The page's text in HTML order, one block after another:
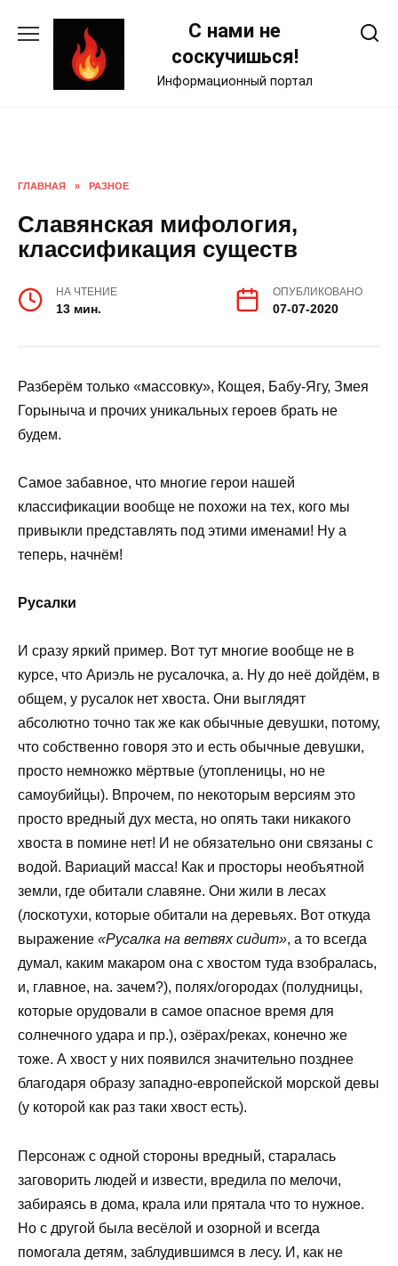
С нами не
соскучишься!
Информационный портал
ГЛАВНАЯ » РАЗНОЕ
Славянская мифология,
классификация существ
НА ЧТЕНИЕ
13 мин.
ОПУБЛИКОВАНО
07-07-2020
Разберём только «массовку», Кощея, Бабу-Ягу, Змея
Горыныча и прочих уникальных героев брать не
будем.
Самое забавное, что многие герои нашей
классификации вообще не похожи на тех, кого мы
привыкли представлять под этими именами! Ну а
теперь, начнём!
Русалки
И сразу яркий пример. Вот тут многие вообще не в
курсе, что Ариэль не русалочка, а. Ну до неё дойдём, в
общем, у русалок нет хвоста. Они выглядят
абсолютно точно так же как обычные девушки, потому,
что собственно говоря это и есть обычные девушки,
просто немножко мёртвые (утопленицы, но не
самоубийцы). Впрочем, по некоторым версиям это
просто вредный дух места, но опять таки никакого
хвоста в помине нет! И не обязательно они связаны с
водой. Вариаций масса! Как и просторы необъятной
земли, где обитали славяне. Они жили в лесах
(лоскотухи, которые обитали на деревьях. Вот откуда
выражение «Русалка на ветвях сидит», а то всегда
думал, каким макаром она с хвостом туда взобралась,
и, главное, на. зачем?), полях/огородах (полудницы,
которые орудовали в самое опасное время для
солнечного удара и пр.), озёрах/реках, конечно же
тоже. А хвост у них появился значительно позднее
благодаря образу западно-европейской морской девы
(у которой как раз таки хвост есть).
Персонаж с одной стороны вредный, старалась
заговорить людей и извести, вредила по мелочи,
забираясь в дома, крала или прятала что то нужное.
Но с другой была весёлой и озорной и всегда
помогала детям, заблудившимся в лесу. И, как не